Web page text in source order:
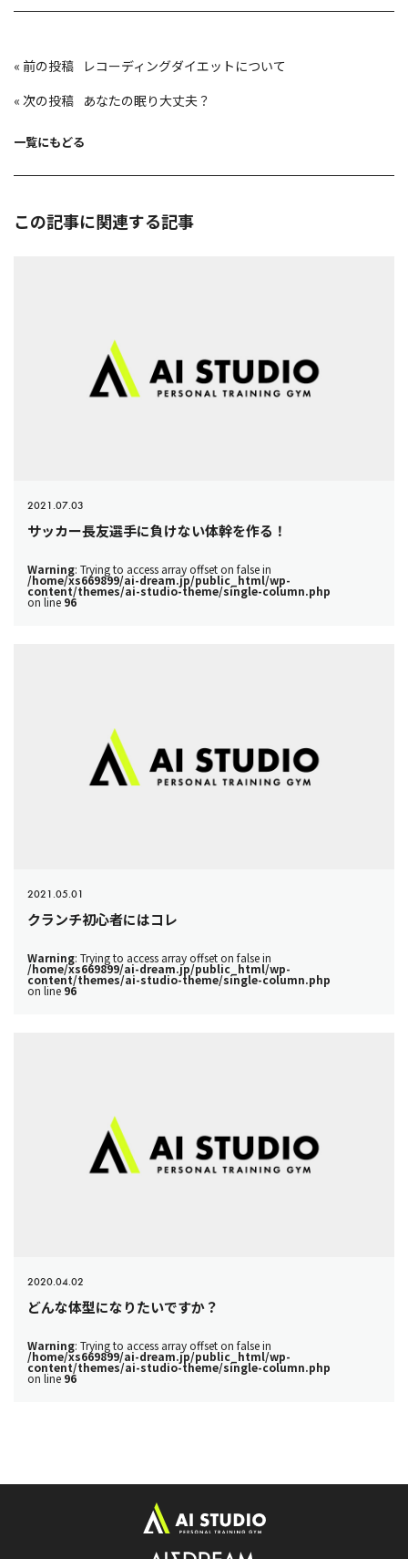
投
稿
ゲ
ョ
«
レコーディングダイエットについて
«
あなたの眠り大丈夫？
一覧にもどる
この記事に関連する記事
2021.07.03
サッカー長友選手に負けない体幹を作る！
Warning: Trying to access array offset on false in
/home/xs669899/ai-dream.jp/public_html/wp-
content/themes/ai-studio-theme/single-column.php
on line 96
2021.05.01
クランチ初心者にはコレ
Warning: Trying to access array offset on false in
/home/xs669899/ai-dream.jp/public_html/wp-
content/themes/ai-studio-theme/single-column.php
on line 96
2020.04.02
どんな体型になりたいですか？
Warning: Trying to access array offset on false in
/home/xs669899/ai-dream.jp/public_html/wp-
content/themes/ai-studio-theme/single-column.php
on line 96
ト